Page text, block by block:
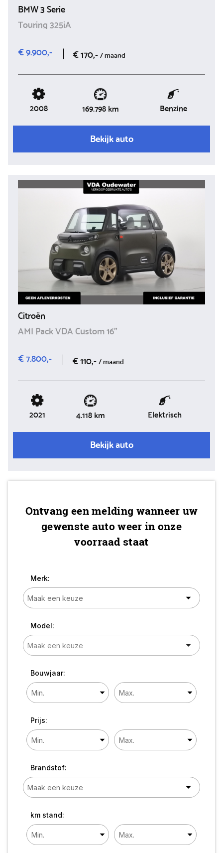
BMW 3 Serie
Touring 325iA
€ 9.900,-
€ 170,-/ maand
2008 169.798 km Benzine
Bekijk auto
Citroën
AMI Pack VDA Custom 16"
€ 7.800,-
€ 110,-/ maand
2021 4.118 km Elektrisch
Bekijk auto
Ontvang een melding wanneer uw
gewenste auto weer in onze
voorraad staat
Merk:
Model:
Bouwjaar:
Prijs:
Brandstof:
km stand: